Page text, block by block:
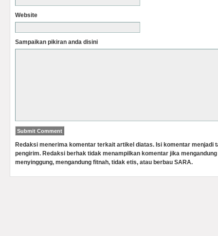
Website
Sampaikan pikiran anda disini
Redaksi menerima komentar terkait artikel diatas. Isi komentar menjadi
pengirim. Redaksi berhak tidak menampilkan komentar jika
menyinggung, mengandung fitnah, tidak etis, atau berbau SARA.